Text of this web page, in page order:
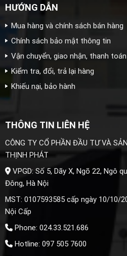
HƯỚNG DẪN
Mua hàng và chính sách bán hàng
Chính sách bảo mật thông tin
Vận chuyển, giao nhận, thanh toán
Kiểm tra, đổi, trả lại hàng
Khiếu nại, bảo hành
THÔNG TIN LIÊN HỆ
CÔNG TY CỔ PHẦN ĐẦU TƯ VÀ
THỊNH PHÁT
VPGD: Số 5, Dãy X, Ngõ 22, Ngô
Đông, Hà Nội
MST: 0107593585 cấp ngày 10/10/
Nội Cấp
Phone: 024.33.521.686
Hotline: 097 505 7600